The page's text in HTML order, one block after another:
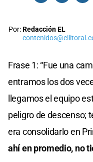
Por:Redacción EL
Frase 1: “Fue una
entramos los dos
llegamos el equipo
peligro de descenso;
era consolidarlo en
ahí en promedio, no